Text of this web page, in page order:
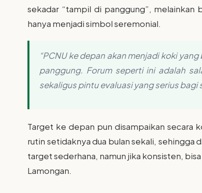
sekadar “tampil di panggung”,
hanya menjadi simbol seremonial.
“PCNU ke depan akan menjadi koki
panggung. Forum seperti ini adalah
sekaligus pintu evaluasi yang serius bagi
Target ke depan pun disampaikan secara
rutin setidaknya dua bulan sekali, sehingga
target sederhana, namun jika konsisten,
Lamongan.